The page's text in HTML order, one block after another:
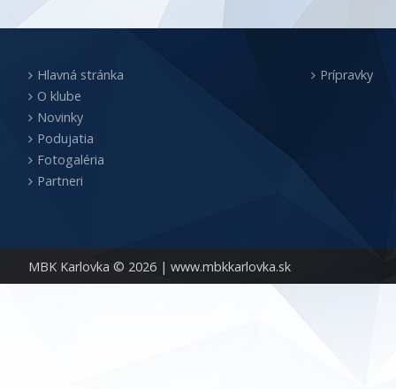
MBK Karlovka © 2026 | www.mbkkarlovka.sk
Hlavná stránka
O klube
Novinky
Podujatia
Fotogaléria
Partneri
Prípravky